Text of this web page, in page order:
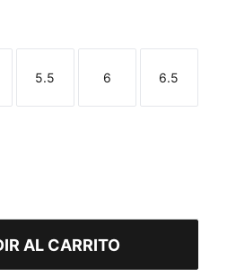
Talla
5.5
Talla
6
Talla
6.5
AL CARRITO